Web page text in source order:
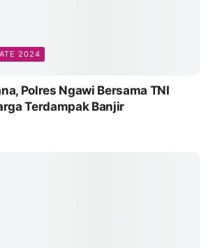
2024
Polres Ngawi Bersama TNI
Terdampak Banjir